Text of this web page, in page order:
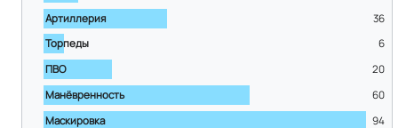
Артиллерия
36
Торпеды
6
ПВО
20
Манёвренность
60
Маскировка
94